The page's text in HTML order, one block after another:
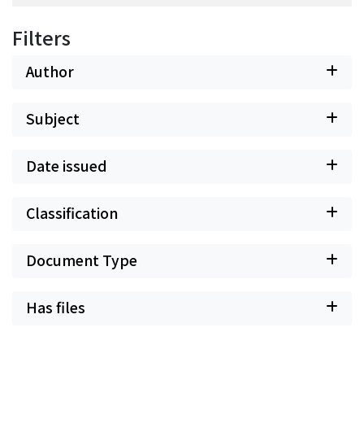
Filters
Author
Subject
Date issued
Classification
Document Type
Has files